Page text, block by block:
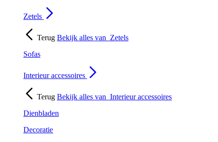
Zetels
Terug Bekijk alles van Zetels
Sofas
Interieur accessoires
Terug Bekijk alles van Interieur accessoires
Dienbladen
Decoratie